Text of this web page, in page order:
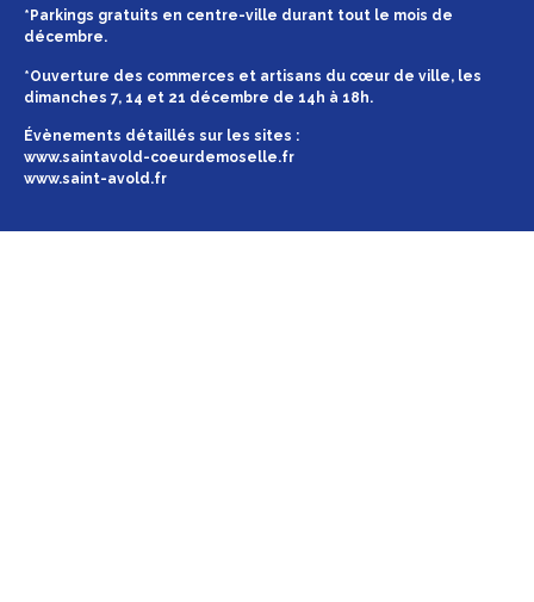
*Parkings gratuits en centre-ville durant tout le mois de
décembre.
*Ouverture des commerces et artisans du cœur de ville, les
dimanches 7, 14 et 21 décembre de 14h à 18h.
Évènements détaillés sur les sites :
www.saintavold-coeurdemoselle.fr
www.saint-avold.fr